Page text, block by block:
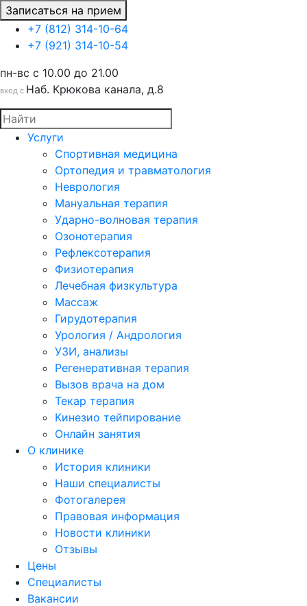
Записаться на прием
+7 (812) 314-10-64
+7 (921) 314-10-54
пн-вс c 10.00 до 21.00
вход с Наб. Крюкова канала, д.8
Услуги
Спортивная медицина
Ортопедия и травматология
Неврология
Мануальная терапия
Ударно-волновая терапия
Озонотерапия
Рефлексотерапия
Физиотерапия
Лечебная физкультура
Массаж
Гирудотерапия
Урология / Андрология
УЗИ, анализы
Регенеративная терапия
Вызов врача на дом
Текар терапия
Кинезио тейпирование
Онлайн занятия
О клинике
История клиники
Наши специалисты
Фотогалерея
Правовая информация
Новости клиники
Отзывы
Цены
Специалисты
Вакансии